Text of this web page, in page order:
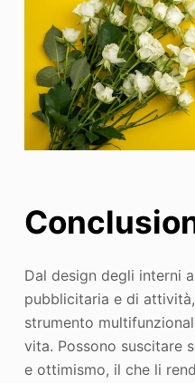
Dal design degli interni
pubblicitaria e di
strumento
vita. Possono suscitare
e ottimismo, il che li